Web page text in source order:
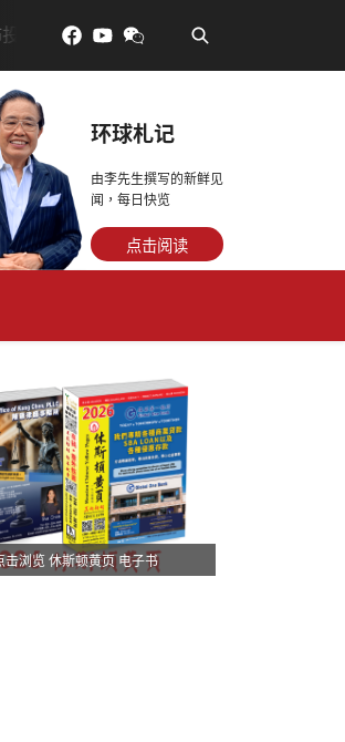
AI芯片制造基地 吃對了更年輕：
环球札记
由李先生撰写的新鲜见
闻，每日快览
点击阅读
击浏览 休斯顿黄页 电子书